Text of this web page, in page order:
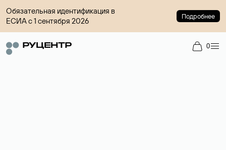
Обязательная идентификация в
ЕСИА с 1 сентября 2026
Подробнее
0